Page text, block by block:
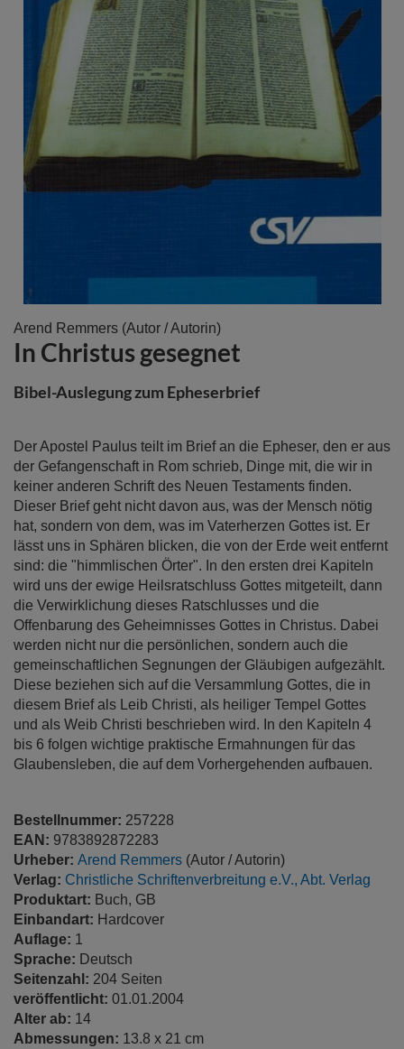
Arend Remmers (Autor / Autorin)
In Christus gesegnet
Bibel-Auslegung zum Epheserbrief
Der Apostel Paulus teilt im Brief an die Epheser, den er aus
der Gefangenschaft in Rom schrieb, Dinge mit, die wir in
keiner anderen Schrift des Neuen Testaments finden.
Dieser Brief geht nicht davon aus, was der Mensch nötig
hat, sondern von dem, was im Vaterherzen Gottes ist. Er
lässt uns in Sphären blicken, die von der Erde weit entfernt
sind: die "himmlischen Örter". In den ersten drei Kapiteln
wird uns der ewige Heilsratschluss Gottes mitgeteilt, dann
die Verwirklichung dieses Ratschlusses und die
Offenbarung des Geheimnisses Gottes in Christus. Dabei
werden nicht nur die persönlichen, sondern auch die
gemeinschaftlichen Segnungen der Gläubigen aufgezählt.
Diese beziehen sich auf die Versammlung Gottes, die in
diesem Brief als Leib Christi, als heiliger Tempel Gottes
und als Weib Christi beschrieben wird. In den Kapiteln 4
bis 6 folgen wichtige praktische Ermahnungen für das
Glaubensleben, die auf dem Vorhergehenden aufbauen.
Bestellnummer: 257228
EAN: 9783892872283
Urheber: Arend Remmers (Autor / Autorin)
Verlag: Christliche Schriftenverbreitung e.V., Abt. Verlag
Produktart: Buch, GB
Einbandart: Hardcover
Auflage: 1
Sprache: Deutsch
Seitenzahl: 204 Seiten
veröffentlicht: 01.01.2004
Alter ab: 14
Abmessungen: 13.8 x 21 cm
Zum
Anfang
der
Bildergalerie